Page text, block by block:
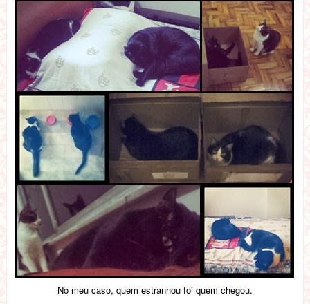
No meu caso, quem estranhou foi quem chegou.